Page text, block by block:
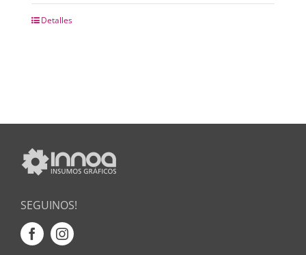
Detalles
SEGUINOS!